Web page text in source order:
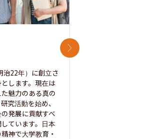
治22年）に創立さ
します。現在は
魅力のある真の
究活動を始め、
発展に貢献すべ
ています。日本
神で大学教育・
次のスライド